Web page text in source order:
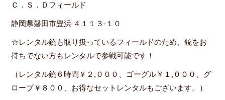
Ｃ．Ｓ．Ｄフィールド
静岡県磐田市豊浜 ４１１３-１０
☆レンタル銃も取り扱っているフィールドのため、銃をお
持ちでない方もレンタルで参戦可能です！
（レンタル銃６時間￥２,０００、ゴーグル￥１,０００、グ
ローブ￥８００、お得なセットレンタルもございます。）